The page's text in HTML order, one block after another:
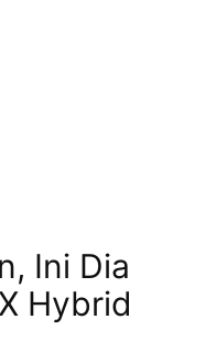
Ini Dia
Hybrid